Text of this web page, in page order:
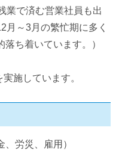
業で済む営業社員も出
月～3月の繁忙期に多く
ち着いています。）
施しています。
労災、雇用）